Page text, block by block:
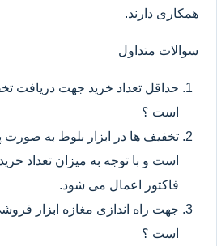
همکاری دارند.
سوالات متداول
حداقل تعداد خرید جهت دریافت
است ؟
تخفیف ها در ابزار بلوط به
است و با توجه به میزان تعداد
فاکتور اعمال می شود.
جهت راه اندازی مغازه ابزار
است ؟